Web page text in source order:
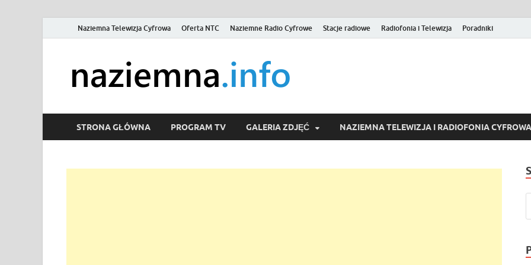
Naziemna Telewizja Cyfrowa Oferta NTC Naziemne Radio Cyfrowe Stacje radiowe Radiofonia i Telewizja Poradniki
Wideo online, VOD
STRONA GŁÓWNA PROGRAM TV GALERIA ZDJĘĆ NAZIEMNA TELEWIZJA I RADIOFONIA CYFROWA